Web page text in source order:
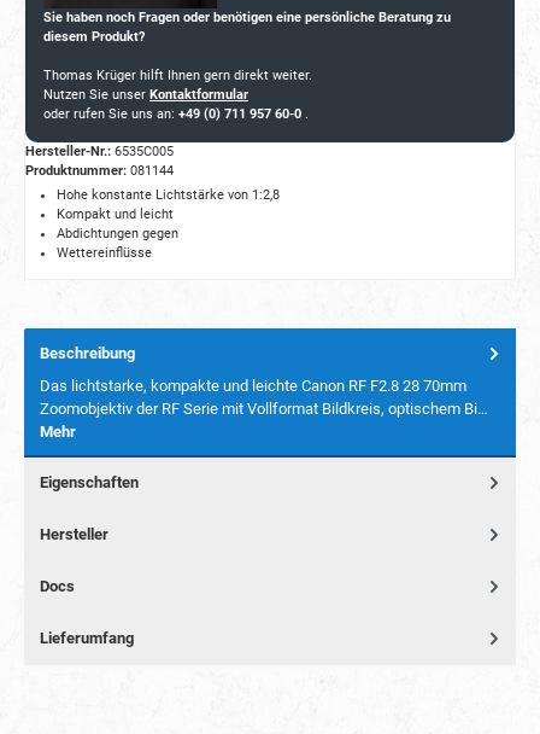
Sie haben noch Fragen oder benötigen eine persönliche Beratung zu
diesem Produkt?
Thomas Krüger hilft Ihnen gern direkt weiter.
Nutzen Sie unser Kontaktformular
oder rufen Sie uns an: +49 (0) 711 957 60-0 .
Hersteller-Nr.: 6535C005
Produktnummer: 081144
Hohe konstante Lichtstärke von 1:2,8
Kompakt und leicht
Abdichtungen gegen
Wettereinflüsse
Beschreibung
Das lichtstarke, kompakte und leichte Canon RF F2.8 28 70mm
Zoomobjektiv der RF Serie mit Vollformat Bildkreis, optischem Bi…
Mehr
Eigenschaften
Hersteller
Docs
Lieferumfang